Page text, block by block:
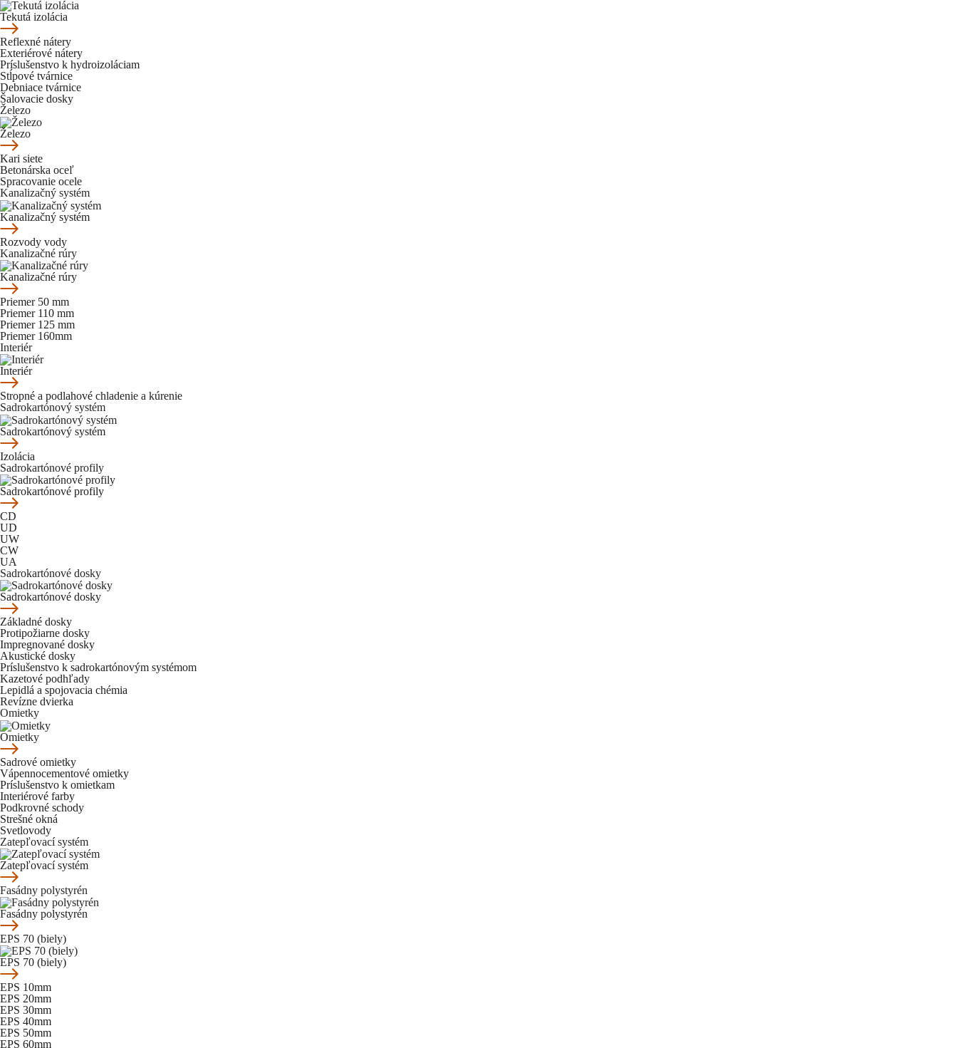
Tekutá izolácia
Reflexné nátery
Exteriérové nátery
Príslušenstvo k hydroizoláciam
Stĺpové tvárnice
Debniace tvárnice
Šalovacie dosky
Železo
Železo
Kari siete
Betonárska oceľ
Spracovanie ocele
Kanalizačný systém
Kanalizačný systém
Rozvody vody
Kanalizačné rúry
Kanalizačné rúry
Priemer 50 mm
Priemer 110 mm
Priemer 125 mm
Priemer 160mm
Interiér
Interiér
Stropné a podlahové chladenie a kúrenie
Sadrokartónový systém
Sadrokartónový systém
Izolácia
Sadrokartónové profily
Sadrokartónové profily
CD
UD
UW
CW
UA
Sadrokartónové dosky
Sadrokartónové dosky
Základné dosky
Protipožiarne dosky
Impregnované dosky
Akustické dosky
Príslušenstvo k sadrokartónovým systémom
Kazetové podhľady
Lepidlá a spojovacia chémia
Revízne dvierka
Omietky
Omietky
Sadrové omietky
Vápennocementové omietky
Príslušenstvo k omietkam
Interiérové farby
Podkrovné schody
Strešné okná
Svetlovody
Zatepľovací systém
Zatepľovací systém
Fasádny polystyrén
Fasádny polystyrén
EPS 70 (biely)
EPS 70 (biely)
EPS 10mm
EPS 20mm
EPS 30mm
EPS 40mm
EPS 50mm
EPS 60mm